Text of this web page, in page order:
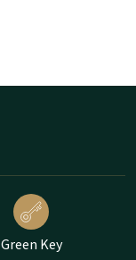
Green Key